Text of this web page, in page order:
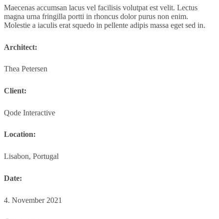
Maecenas accumsan lacus vel facilisis volutpat est velit. Lectus
magna urna fringilla portti in rhoncus dolor purus non enim.
Molestie a iaculis erat squedo in pellente adipis massa eget sed in.
Architect:
Thea Petersen
Client:
Qode Interactive
Location:
Lisabon, Portugal
Date:
4. November 2021